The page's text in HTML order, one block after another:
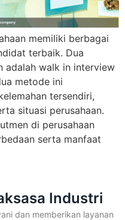
memiliki berbagai
terbaik. Dua
adalah walk in interview
metode ini
tersendiri,
situasi perusahaan.
di perusahaan
serta manfaat
Industri
dan memberikan layanan